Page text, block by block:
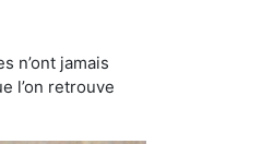
n’ont jamais
l’on retrouve